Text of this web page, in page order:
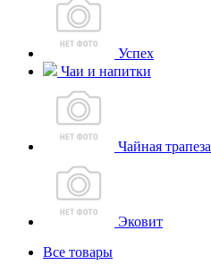
Успех
Чаи и напитки
Чайная трапеза
Эковит
Все товары